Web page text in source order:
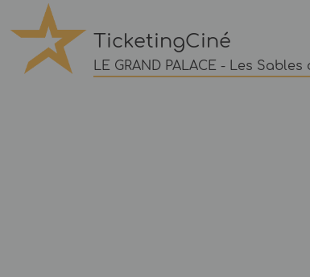
TicketingCiné
LE GRAND PALACE - Les